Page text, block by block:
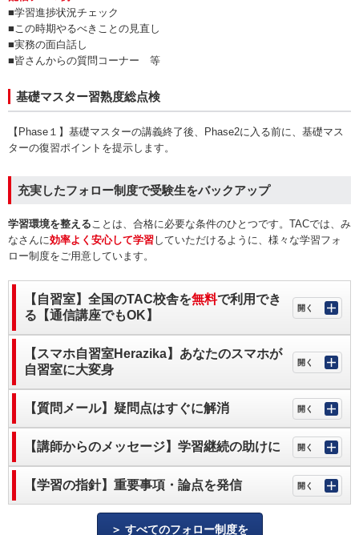
■学習進捗状況チェック
■この時期やるべきことの見直し
■実務の面白話し
■皆さんからの質問コーナー 等
基礎マスター習熟度総点検
【Phase１】基礎マスターの講義終了後、Phase2に入る前に、基礎マス
ターの復習ポイントを提示します。
充実したフォロー制度で受験生をバックアップ
学習環境を整えることは、合格に必要な条件のひとつです。TACでは、み
なさんに効率よく安心して学習していただけるように、様々な学習フォ
ロー制度をご用意しています。
【自習室】全国のTAC校舎を無料で利用でき
る【通信講座でもOK】
【スマホ自習室Herazika】あなたのスマホが
自習室に大変身
【質問メール】疑問点はすぐに解消
【講師からのメッセージ】学習継続の助けに
【学習の指針】重要事項・論点を発信
すべてのフォロー制度を